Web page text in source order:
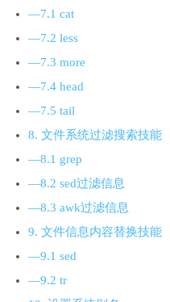
—7.1 cat
—7.2 less
—7.3 more
—7.4 head
—7.5 tail
8. 文件系统过滤搜索技能
—8.1 grep
—8.2 sed过滤信息
—8.3 awk过滤信息
9. 文件信息内容替换技能
—9.1 sed
—9.2 tr